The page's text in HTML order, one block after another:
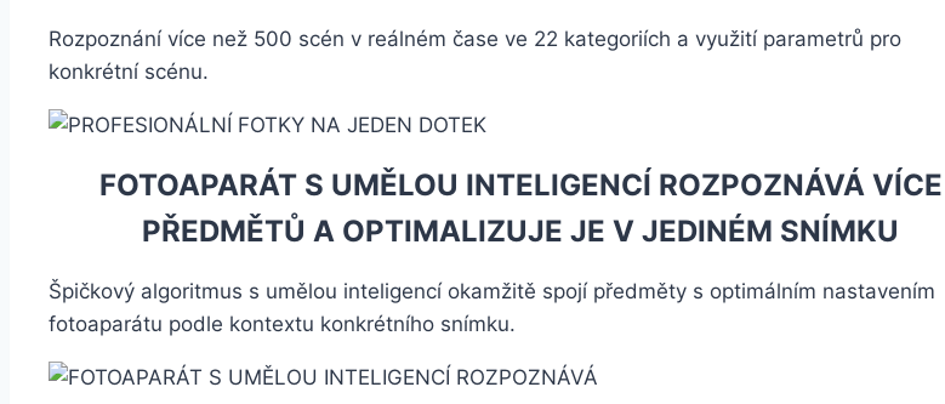
Rozpoznání více než 500 scén v reálném čase ve 22 kategoriích a využití parametrů pro
konkrétní scénu.
FOTOAPARÁT S UMĚLOU INTELIGENCÍ ROZPOZNÁVÁ VÍCE
PŘEDMĚTŮ A OPTIMALIZUJE JE V JEDINÉM SNÍMKU
Špičkový algoritmus s umělou inteligencí okamžitě spojí předměty s optimálním nastavením
fotoaparátu podle kontextu konkrétního snímku.